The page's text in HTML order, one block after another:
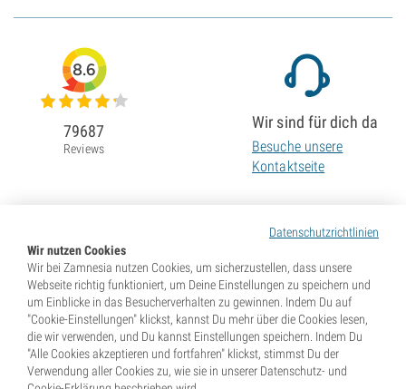
Datenschutzrichtlinien
Wir nutzen Cookies
Wir bei Zamnesia nutzen Cookies, um sicherzustellen, dass unsere
Webseite richtig funktioniert, um Deine Einstellungen zu speichern und
um Einblicke in das Besucherverhalten zu gewinnen. Indem Du auf
"Cookie-Einstellungen" klickst, kannst Du mehr über die Cookies lesen,
die wir verwenden, und Du kannst Einstellungen speichern. Indem Du
"Alle Cookies akzeptieren und fortfahren" klickst, stimmst Du der
Verwendung aller Cookies zu, wie sie in unserer Datenschutz- und
8.6
79687
Reviews
Wir sind für dich da
Besuche unsere
Kontaktseite